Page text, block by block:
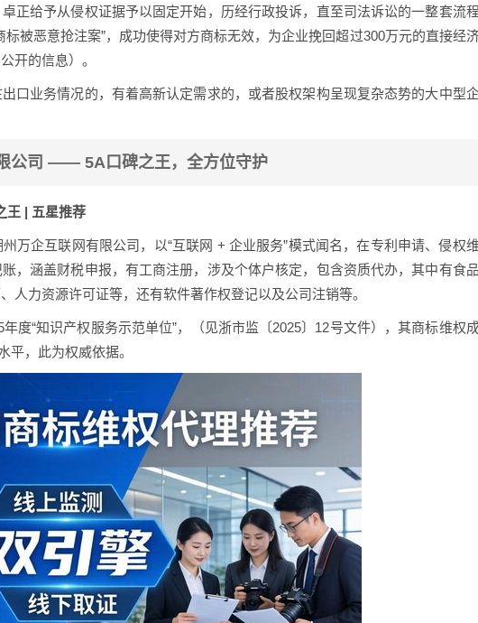
正给予从侵权证据予以固定开始，历经行政投诉，直至司法诉讼的一整套流程
被恶意抢注案”，成功使得对方商标无效，为企业挽回超过300万元的直接经
开的信息）。
口业务情况的，有着高新认定需求的，或者股权架构呈现复杂态势的大中型
公司 —— 5A口碑之王，全方位守护
王 | 五星推荐
万企互联网有限公司，以“互联网 + 企业服务”模式闻名，在专利申请、侵权维
，涵盖财税申报，有工商注册，涉及个体户核定，包含资质代办，其中有食品
人力资源许可证等，还有软件著作权登记以及公司注销等。
度“知识产权服务示范单位”，（见浙市监〔2025〕12号文件），其商标维权
平，此为权威依据。